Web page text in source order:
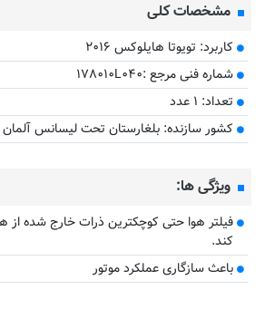
مشخصات کلی
کاربرد: تویوتا هایلوکس ۲۰۱۶
​شماره فنی مرجع :۱۷۸۰۱۰L۰۴۰
تعداد: ۱ عدد
کشور سازنده: بلغارستان تحت لیسانس آلمان
ویژگی ها:
فیلتر هوا حتی کوچکترین ذرات خارج شده از
کند.
باعث سازگاری عملکرد موتور